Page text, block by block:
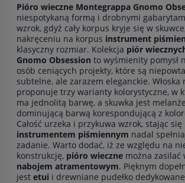
Pióro wieczne Montegrappa Gnomo
niespotykaną formą i drobnymi
wzrok, gdyż cały korpus kryje się w
nakręceniu na korpus instrument
klasyczny rozmiar. Kolekcja piór
Gnomo Obsession to wyśmienity pomysł
osób ceniących projekty, które są
subtelne, ale zarazem eleganckie.
proponuje trzy warianty kolorystyczne, w
ma jednolitą barwę, a skuwka jest
dominującą barwą korespondującą z
Całość urzeka i przykuwa wzrok, stając
instrumentem piśmiennym nadal
zadanie. Warto dodać, iż ze względu na
konstrukcję, pióro wieczne można zasilać
nabojem atramentowym. Pięknym
jest etui i drewniane pudełko